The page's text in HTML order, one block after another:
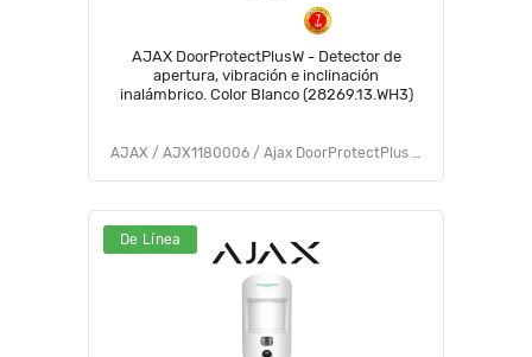
AJAX DoorProtectPlusW - Detector de
apertura, vibración e inclinación
inalámbrico. Color Blanco (28269.13.WH3)
AJAX / AJX1180006 / Ajax DoorProtectPlus (9NA)
De Línea